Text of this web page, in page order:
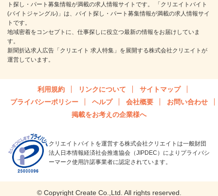
ト探し・パート募集情報が満載の求人情報サイトです。 「クリエイトバイト
(バイトジャングル)」は、バイト探し・パート募集情報が満載の求人情報サイ
トです。
地域密着をコンセプトに、仕事探しに役立つ最新の情報をお届けしていま
す。
新聞折込求人広告「クリエイト 求人特集」を展開する株式会社クリエイトが
運営しています。
利用規約 リンクについて
サイトマップ
プライバシーポリシー
ヘルプ 会社概要
お問い合わせ
掲載をお考えの企業様へ
クリエイトバイトを運営する株式会社クリエイトは一般財団
法人日本情報経済社会推進協会（JIPDEC）によりプライバシ
ーマーク使用許諾事業者に認定されています。
© Copyright Create Co.,Ltd. All rights reserved.